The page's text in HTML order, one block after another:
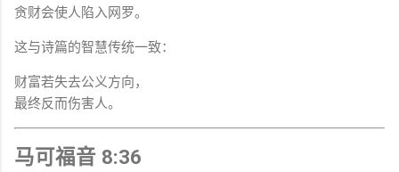
贪财会使人陷入网罗。
这与诗篇的智慧传统一致：
财富若失去公义方向，
最终反而伤害人。
马可福音 8:36